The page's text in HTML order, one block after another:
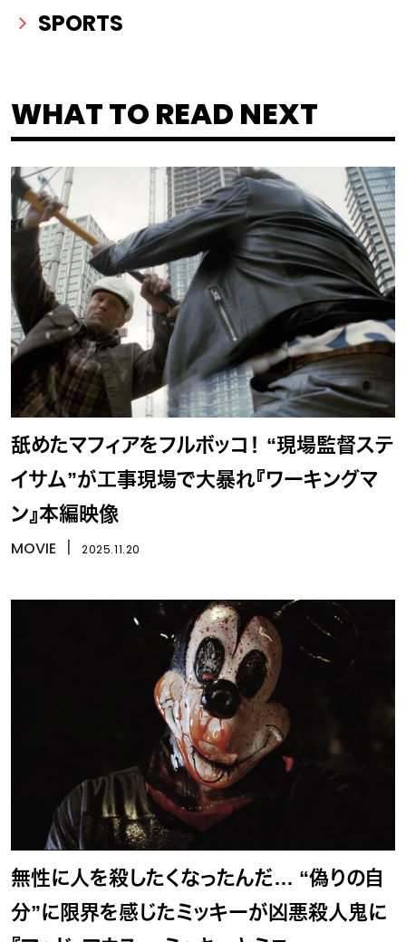
SPORTS
WHAT TO READ NEXT
舐めたマフィアをフルボッコ！ “現場監督ステ
イサム”が工事現場で大暴れ『ワーキングマ
ン』本編映像
MOVIE 2025.11.20
無性に人を殺したくなったんだ… “偽りの自
分”に限界を感じたミッキーが凶悪殺人鬼に